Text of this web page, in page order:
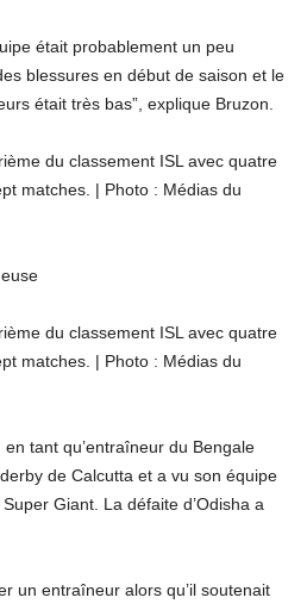
était probablement un peu
blessures en début de saison et le
était très bas”, explique Bruzon.
du classement ISL avec quatre
matches. | Photo : Médias du
du classement ISL avec quatre
matches. | Photo : Médias du
tant qu’entraîneur du Bengale
de Calcutta et a vu son équipe
Giant. La défaite d’Odisha a
un entraîneur alors qu’il soutenait